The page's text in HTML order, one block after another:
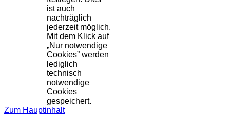
ist auch
nachträglich
jederzeit möglich.
Mit dem Klick auf
„Nur notwendige
Cookies” werden
lediglich
technisch
notwendige
Cookies
gespeichert.
Zum Hauptinhalt